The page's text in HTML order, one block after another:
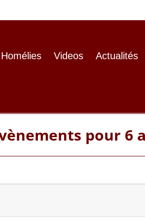
Homélies Videos Actualités
pour 6